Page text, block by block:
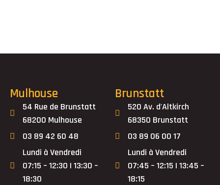
Mulhouse
54 Rue de Brunstatt
68200 Mulhouse
03 89 42 60 48
Lundi à Vendredi
07:15 – 12:30 | 13:30 –
18:30
Brunstatt
520 Av. d'Altkirch
68350 Brunstatt
03 89 06 00 17
Lundi à Vendredi
07:45 – 12:15 | 13:45 –
18:15